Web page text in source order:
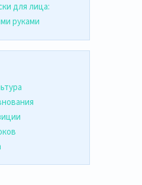
для лица:
руками